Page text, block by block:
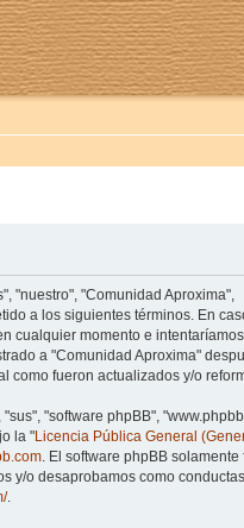
"nuestro", "Comunidad Aproxima",
a los siguientes términos. En
cualquier momento e
a "Comunidad Aproxima"
como fueron actualizados y/o
"software phpBB",
la "Licencia Pública General
. El software phpBB
y/o desaprobamos como
.